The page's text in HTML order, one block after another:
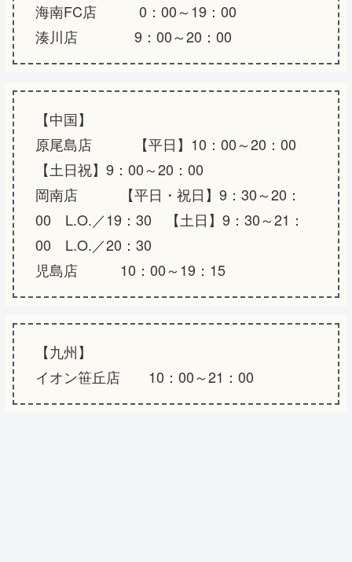
海南FC店 0：00～19：00
湊川店 9：00～20：00
【中国】
原尾島店 【平日】10：00～20：00
【土日祝】9：00～20：00
岡南店 【平日・祝日】9：30～20：
00 L.O.／19：30 【土日】9：30～21：
00 L.O.／20：30
児島店 10：00～19：15
【九州】
イオン笹丘店 10：00～21：00